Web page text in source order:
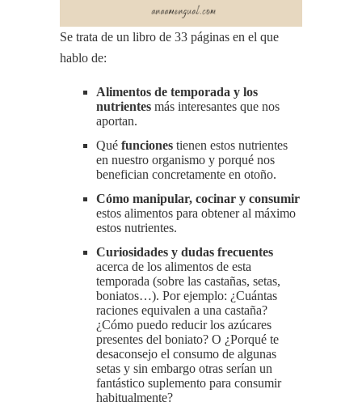
Se trata de un libro de 33 páginas en el que
hablo de:
Alimentos de temporada y los
nutrientes más interesantes que nos
aportan.
Qué funciones tienen estos nutrientes
en nuestro organismo y porqué nos
benefician concretamente en otoño.
Cómo manipular, cocinar y consumir
estos alimentos para obtener al máximo
estos nutrientes.
Curiosidades y dudas frecuentes
acerca de los alimentos de esta
temporada (sobre las castañas, setas,
boniatos…). Por ejemplo: ¿Cuántas
raciones equivalen a una castaña?
¿Cómo puedo reducir los azúcares
presentes del boniato? O ¿Porqué te
desaconsejo el consumo de algunas
setas y sin embargo otras serían un
fantástico suplemento para consumir
habitualmente?